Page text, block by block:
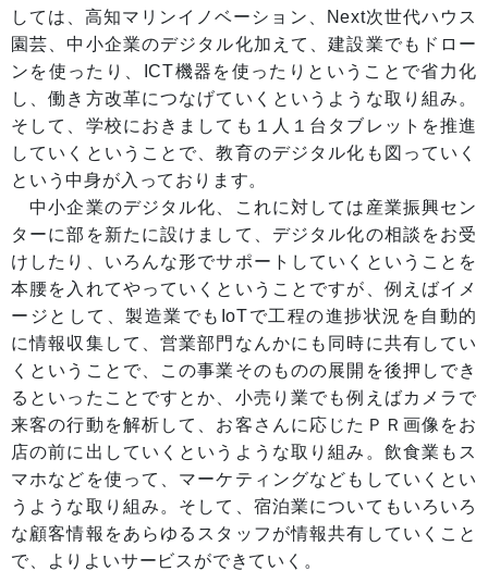
しては、高知マリンイノベーション、Next次世代ハウス
園芸、中小企業のデジタル化加えて、建設業でもドロー
ンを使ったり、ICT機器を使ったりということで省力化
し、働き方改革につなげていくというような取り組み。
そして、学校におきましても１人１台タブレットを推進
していくということで、教育のデジタル化も図っていく
という中身が入っております。
中小企業のデジタル化、これに対しては産業振興セン
ターに部を新たに設けまして、デジタル化の相談をお受
けしたり、いろんな形でサポートしていくということを
本腰を入れてやっていくということですが、例えばイメ
ージとして、製造業でもIoTで工程の進捗状況を自動的
に情報収集して、営業部門なんかにも同時に共有してい
くということで、この事業そのものの展開を後押しでき
るといったことですとか、小売り業でも例えばカメラで
来客の行動を解析して、お客さんに応じたＰＲ画像をお
店の前に出していくというような取り組み。飲食業もス
マホなどを使って、マーケティングなどもしていくとい
うような取り組み。そして、宿泊業についてもいろいろ
な顧客情報をあらゆるスタッフが情報共有していくこと
で、よりよいサービスができていく。